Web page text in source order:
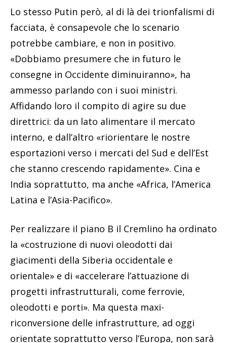
Lo stesso Putin però, al di là dei trionfalismi di
facciata, è consapevole che lo scenario
potrebbe cambiare, e non in positivo.
«Dobbiamo presumere che in futuro le
consegne in Occidente diminuiranno», ha
ammesso parlando con i suoi ministri.
Affidando loro il compito di agire su due
direttrici: da un lato alimentare il mercato
interno, e dall’altro «riorientare le nostre
esportazioni verso i mercati del Sud e dell’Est
che stanno crescendo rapidamente». Cina e
India soprattutto, ma anche «Africa, l’America
Latina e l’Asia-Pacifico».
Per realizzare il piano B il Cremlino ha ordinato
la «costruzione di nuovi oleodotti dai
giacimenti della Siberia occidentale e
orientale» e di «accelerare l’attuazione di
progetti infrastrutturali, come ferrovie,
oleodotti e porti». Ma questa maxi-
riconversione delle infrastrutture, ad oggi
orientate soprattutto verso l’Europa, non sarà